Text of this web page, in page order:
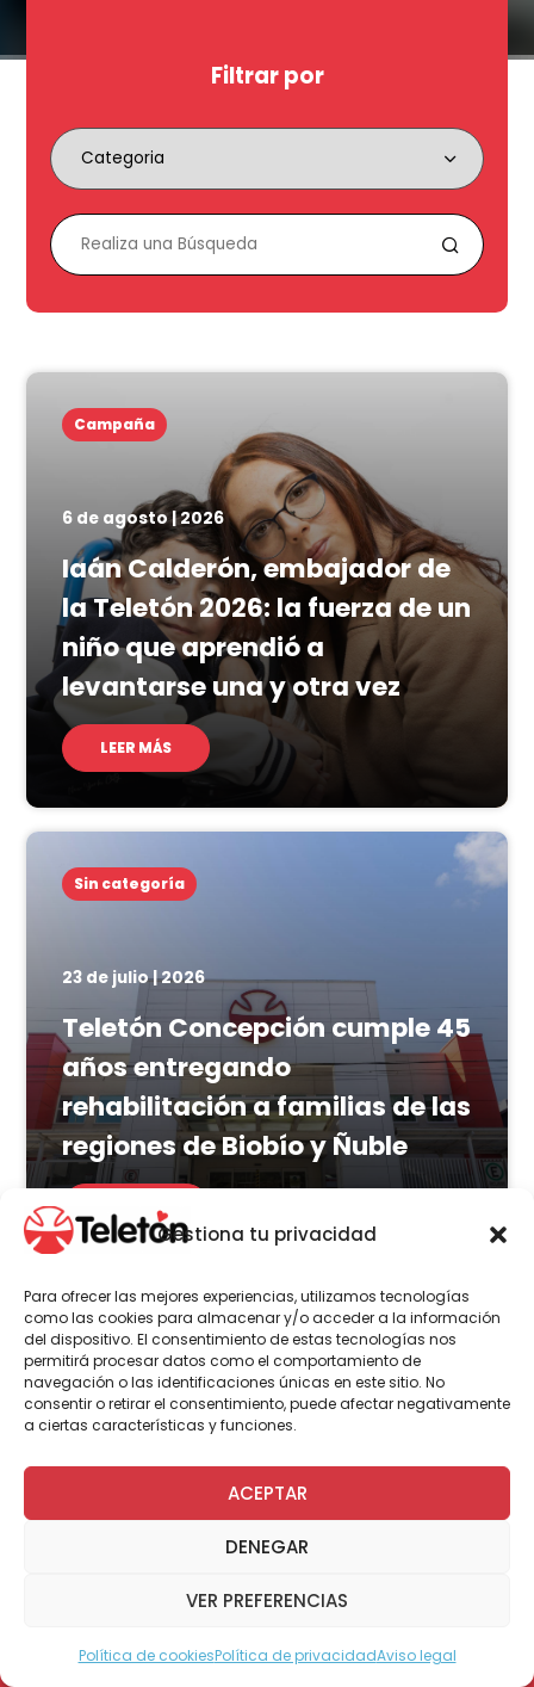
Gestiona tu privacidad
Para ofrecer las mejores experiencias, utilizamos tecnologías
como las cookies para almacenar y/o acceder a la información
del dispositivo. El consentimiento de estas tecnologías nos
permitirá procesar datos como el comportamiento de
navegación o las identificaciones únicas en este sitio. No
consentir o retirar el consentimiento, puede afectar negativamente
a ciertas características y funciones.
ACEPTAR
DENEGAR
VER PREFERENCIAS
Política de cookiesPolítica de privacidadAviso legal
Filtrar por
Campaña
6 de agosto | 2026
Iaán Calderón, embajador de
la Teletón 2026: la fuerza de un
niño que aprendió a
levantarse una y otra vez
LEER MÁS
Sin categoría
23 de julio | 2026
Teletón Concepción cumple 45
años entregando
rehabilitación a familias de las
regiones de Biobío y Ñuble
LEER MÁS
Actualidad Voluntariado
23 de julio | 2026
Programa Abre: Voluntariado
de Teletón mejoró
viviendas a nivel nacional
LEER MÁS Modo Accesible